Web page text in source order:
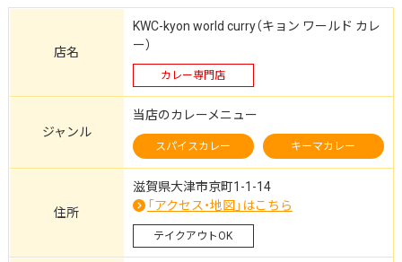
店名
KWC-kyon world curry（キョン ワールド カレ
ー）
カレー専門店
ジャンル
当店のカレーメニュー
スパイスカレー キーマカレー
住所
滋賀県大津市京町1-1-14
「アクセス・地図」はこちら
テイクアウトOK